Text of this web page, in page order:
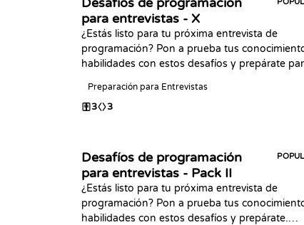
para entrevistas - X
¿Estás listo para tu próxima entrevista de
programación? Pon a prueba tus
habilidades con estos desafíos y prepárate
Preparación para Entrevistas
3 3
Desafíos de programación
para entrevistas - Pack II
¿Estás listo para tu próxima entrevista de
programación? Pon a prueba tus
habilidades con estos desafíos y prepárate.